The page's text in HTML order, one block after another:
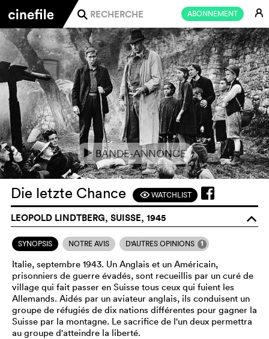
ABONNEMENT E
j
eBANDE-ANNONCE
Die letzte Chance FWATCHLIST
LEOPOLD LINDTBERG, SUISSE, 1945 o
SYNOPSIS NOTRE AVIS D'AUTRES OPINIONS 1
Italie, septembre 1943. Un Anglais et un Américain,
prisonniers de guerre évadés, sont recueillis par un curé de
village qui fait passer en Suisse tous ceux qui fuient les
Allemands. Aidés par un aviateur anglais, ils conduisent un
groupe de réfugiés de dix nations différentes pour gagner la
Suisse par la montagne. Le sacrifice de l'un deux permettra
au groupe d'atteindre la liberté.